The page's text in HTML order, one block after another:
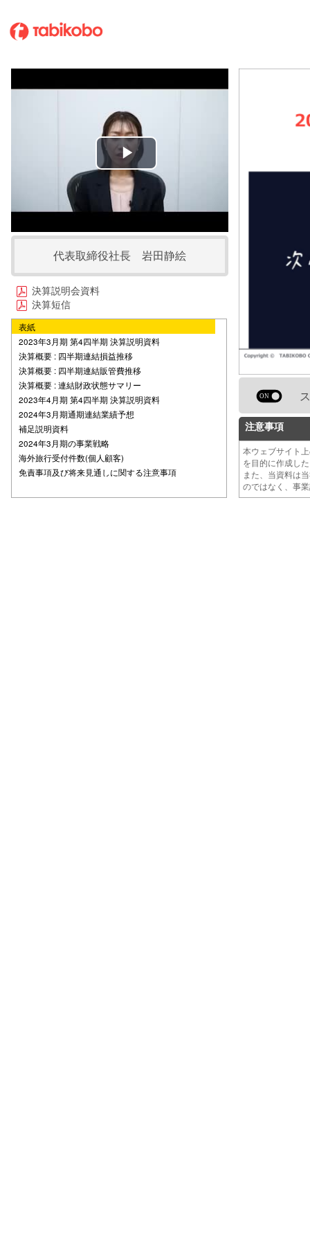
Play
Video
代表取締役社長 岩田静絵
決算説明会資料
決算短信
表紙
2023年3月期 第4四半期 決算説明資料
決算概要 : 四半期連結損益推移
決算概要 : 四半期連結販管費推移
決算概要 : 連結財政状態サマリー
2023年4月期 第4四半期 決算説明資料
2024年3月期通期連結業績予想
補足説明資料
2024年3月期の事業戦略
海外旅行受付件数(個人顧客)
免責事項及び将来見通しに関する注意事項
注意事項
本ウェブサイト
を目的に作成し
また、当資料は
のではなく、事